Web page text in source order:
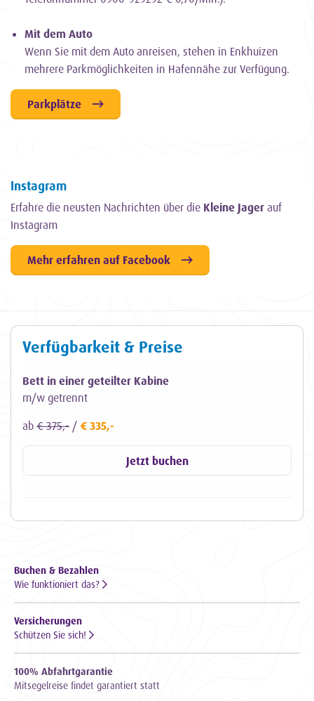
Mit dem Auto
Wenn Sie mit dem Auto anreisen, stehen in Enkhuizen
mehrere Parkmöglichkeiten in Hafennähe zur Verfügung.
Parkplätze
Instagram
Erfahre die neusten Nachrichten über die Kleine Jager auf
Instagram
Mehr erfahren auf Facebook
Verfügbarkeit & Preise
Bett in einer geteilter Kabine
m/w getrennt
ab € 375,- / € 335,-
Jetzt buchen
Buchen & Bezahlen
Wie funktioniert das?
Versicherungen
Schützen Sie sich!
100% Abfahrtgarantie
Mitsegelreise findet garantiert statt